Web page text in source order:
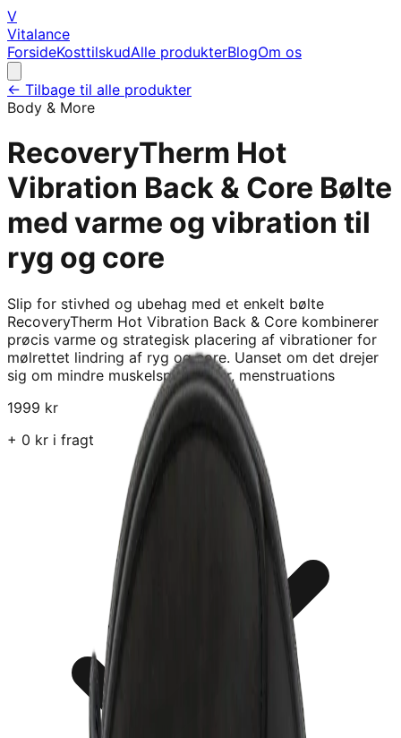
V
Vitalance
ForsideKosttilskudAlle produkterBlogOm os
← Tilbage til alle produkter
Body & More
RecoveryTherm Hot
Vibration Back & Core Bølte
med varme og vibration til
ryg og core
Slip for stivhed og ubehag med et enkelt bølte
RecoveryTherm Hot Vibration Back & Core kombinerer
prøcis varme og strategisk placering af vibrationer for
mølrettet lindring af ryg og core. Uanset om det drejer
sig om mindre muskelspøndinger, menstruations
1999 kr
+ 0 kr i fragt